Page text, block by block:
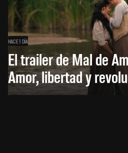
HACE 1 DÍA
El trailer de Mal de
Amor, libertad y